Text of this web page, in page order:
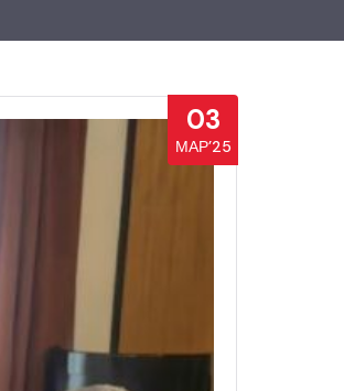
03
МАР’25